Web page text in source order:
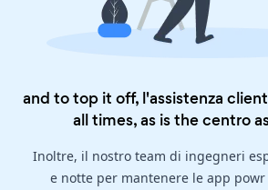
and to top it off, l'assistenza
all times, as is thecentro
Inoltre, il nostro team di ingegneri
e notte per mantenere le app